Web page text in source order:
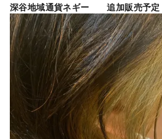
深谷地域通貨ネギー 追加販売予定